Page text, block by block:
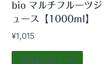
bio マルチフルーツジ
ュース【1000ml】
¥1,015
SOLD OUT